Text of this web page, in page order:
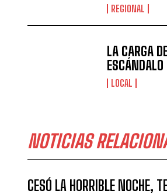
REGIONAL
LA CARGA
LOCAL
NOTICIAS
CESÓ LA HORRIBLE NOCHE,